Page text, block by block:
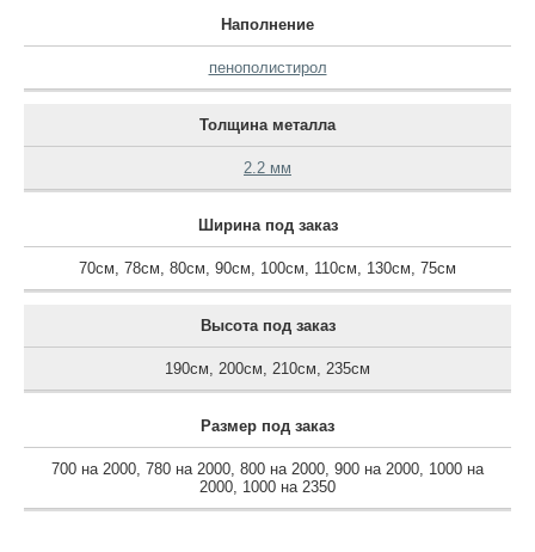
Наполнение
пенополистирол
Толщина металла
2.2 мм
Ширина под заказ
70см, 78см, 80см, 90см, 100см, 110см, 130см, 75см
Высота под заказ
190см, 200см, 210см, 235см
Размер под заказ
700 на 2000, 780 на 2000, 800 на 2000, 900 на 2000, 1000 на
2000, 1000 на 2350